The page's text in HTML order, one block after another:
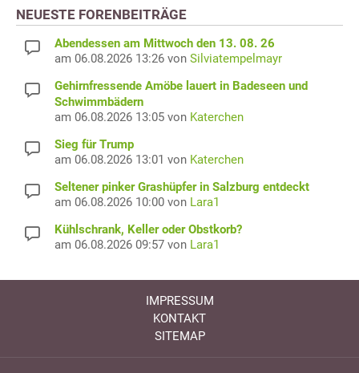
NEUESTE FORENBEITRÄGE
Abendessen am Mittwoch den 13. 08. 26
am 06.08.2026 13:26 von Silviatempelmayr
Gehirnfressende Amöbe lauert in Badeseen und
Schwimmbädern
am 06.08.2026 13:05 von Katerchen
Sieg für Trump
am 06.08.2026 13:01 von Katerchen
Seltener pinker Grashüpfer in Salzburg entdeckt
am 06.08.2026 10:00 von Lara1
Kühlschrank, Keller oder Obstkorb?
am 06.08.2026 09:57 von Lara1
IMPRESSUM
KONTAKT
SITEMAP